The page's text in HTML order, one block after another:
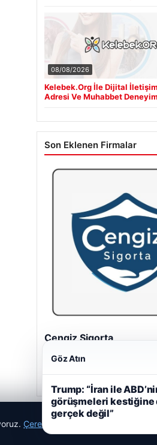
08/08/2026
Kelebek.Org İle Dijital
Adresi Ve Muhabbet
Son Eklenen Firmalar
Cengiz Sigorta
Çerez Politikamız
Göz Atın
Trump: “İran ile
görüşmeleri kestiğine
gerçek değil”